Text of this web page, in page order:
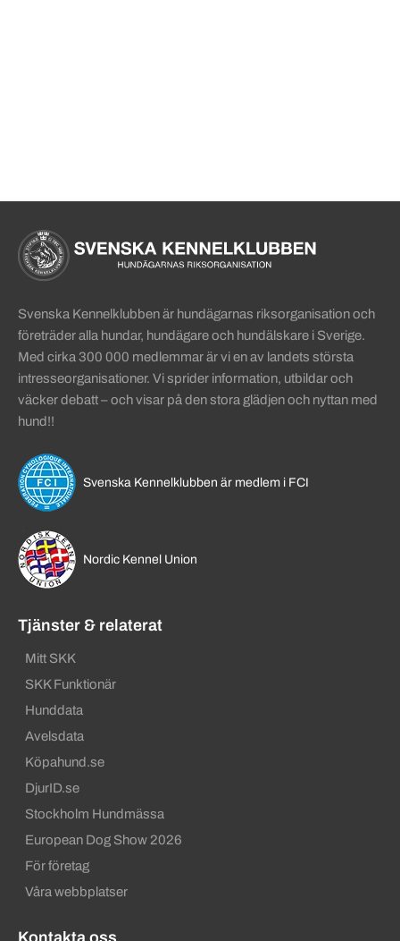
Sidinformation och
Köpa hund startsida
Svenska Kennelklubben är hundägarnas riksorganisation och
företräder alla hundar, hundägare och hundälskare i Sverige.
Med cirka 300 000 medlemmar är vi en av landets största
intresseorganisationer. Vi sprider information, utbildar och
väcker debatt – och visar på den stora glädjen och nyttan med
hund!!
Svenska Kennelklubben är medlem i FCI
Nordic Kennel Union
Tjänster & relaterat
Mitt SKK
SKK Funktionär
Hunddata
Avelsdata
Köpahund.se
DjurID.se
Stockholm Hundmässa
European Dog Show 2026
För företag
Våra webbplatser